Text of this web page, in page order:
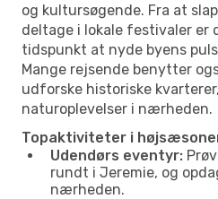
og kultursøgende. Fra at
deltage i lokale festivaler er
tidspunkt at nyde byens
Mange rejsende benytter
udforske historiske
naturoplevelser i nærheden.
Topaktiviteter i
Udendørs eventyr:
rundt i Jeremie, og
nærheden.